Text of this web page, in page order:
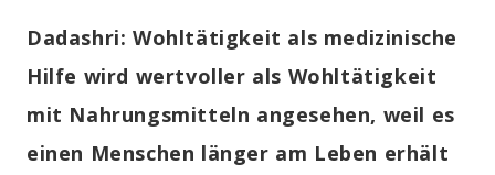
Dadashri: Wohltätigkeit als medizinische
Hilfe wird wertvoller als Wohltätigkeit
mit Nahrungsmitteln angesehen, weil es
einen Menschen länger am Leben erhält